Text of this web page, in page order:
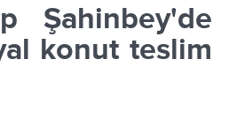
Şahinbey'de
konut teslim